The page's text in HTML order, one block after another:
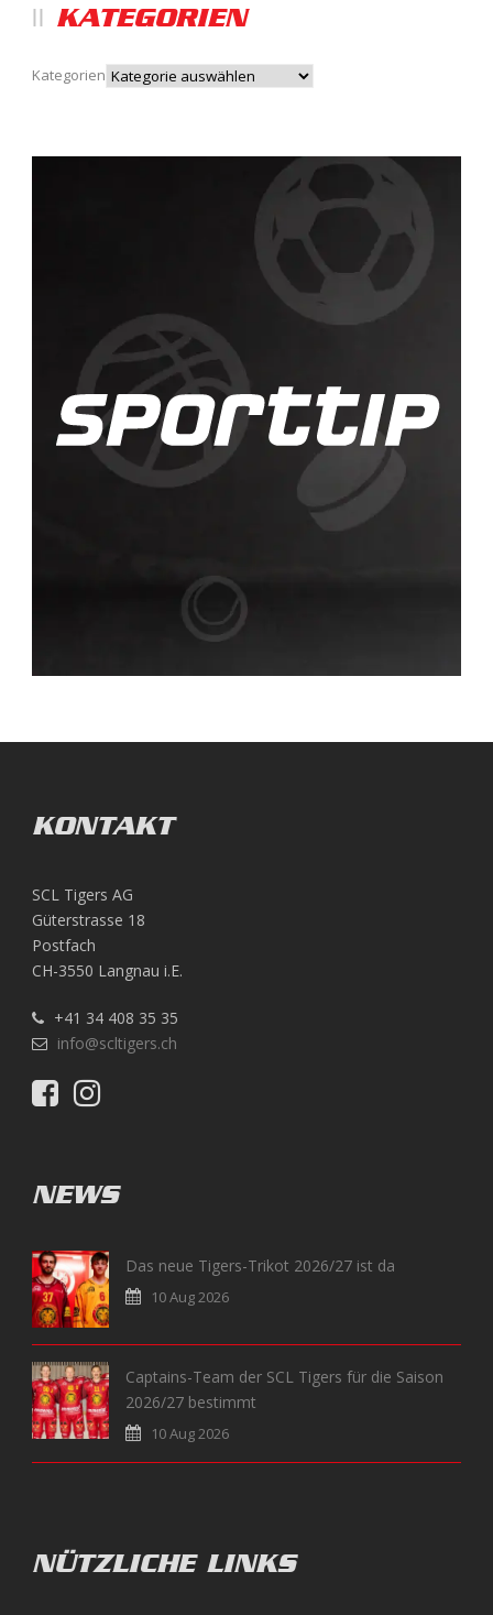
KATEGORIEN
Kategorien
KONTAKT
SCL Tigers AG
Güterstrasse 18
Postfach
CH-3550 Langnau i.E.
+41 34 408 35 35
info@scltigers.ch
NEWS
Das neue Tigers-Trikot 2026/27 ist da
10 Aug 2026
Captains-Team der SCL Tigers für die Saison
2026/27 bestimmt
10 Aug 2026
NÜTZLICHE LINKS